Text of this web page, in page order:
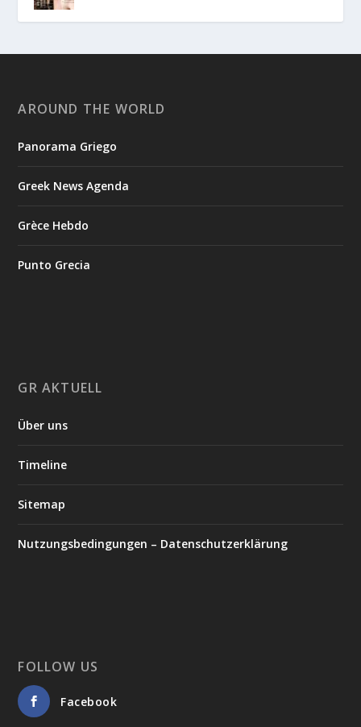
AROUND THE WORLD
Panorama Griego
Greek News Agenda
Grèce Hebdo
Punto Grecia
GR AKTUELL
Über uns
Timeline
Sitemap
Nutzungsbedingungen – Datenschutzerklärung
FOLLOW US
Facebook